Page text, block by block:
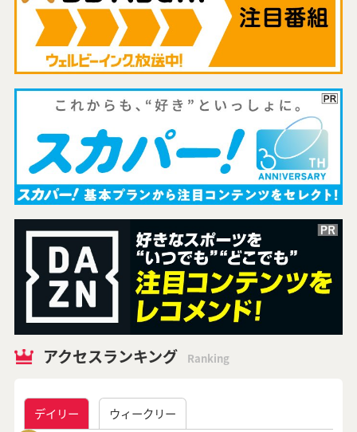
アクセスランキング Ranking
デイリー ウィークリー